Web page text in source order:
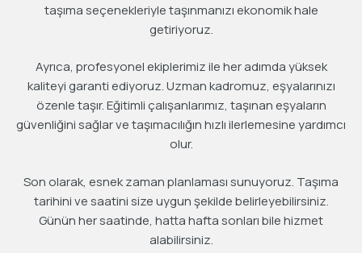
taşıma seçenekleriyle taşınmanızı ekonomik hale
getiriyoruz.
Ayrıca, profesyonel ekiplerimiz ile her adımda yüksek
kaliteyi garanti ediyoruz. Uzman kadromuz, eşyalarınızı
özenle taşır. Eğitimli çalışanlarımız, taşınan eşyaların
güvenliğini sağlar ve taşımacılığın hızlı ilerlemesine yardımcı
olur.
Son olarak, esnek zaman planlaması sunuyoruz. Taşıma
tarihini ve saatini size uygun şekilde belirleyebilirsiniz.
Günün her saatinde, hatta hafta sonları bile hizmet
alabilirsiniz.